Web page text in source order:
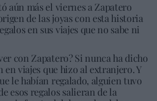
aún más el viernes a Zapatero
de las joyas con esta historia
en sus viajes que no sabe ni
con Zapatero? Si nunca ha dicho
en viajes que hizo al extranjero. Y
le habían regalado, alguien tuvo
esos regalos salieran de la